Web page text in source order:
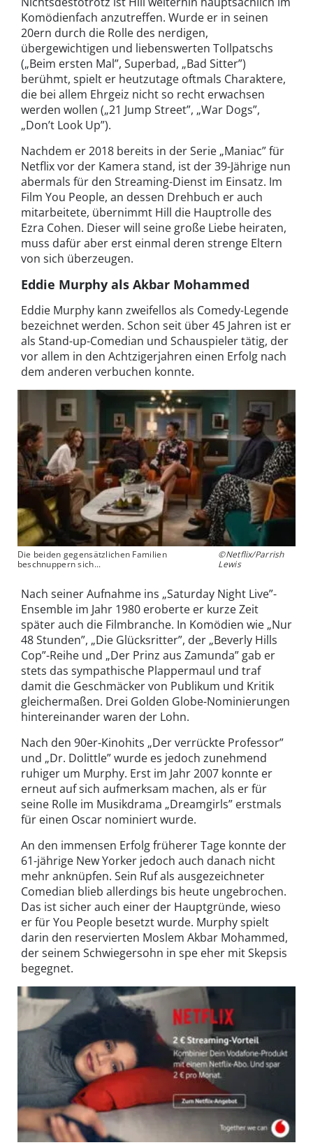
Komödienfach anzutreffen. Wurde er in seinen
20ern durch die Rolle des nerdigen,
übergewichtigen und liebenswerten Tollpatschs
(„Beim ersten Mal”, Superbad, „Bad Sitter”)
berühmt, spielt er heutzutage oftmals Charaktere,
die bei allem Ehrgeiz nicht so recht erwachsen
werden wollen („21 Jump Street”, „War Dogs”,
„Don’t Look Up”).
Nachdem er 2018 bereits in der Serie „Maniac” für
Netflix vor der Kamera stand, ist der 39-Jährige nun
abermals für den Streaming-Dienst im Einsatz. Im
Film You People, an dessen Drehbuch er auch
mitarbeitete, übernimmt Hill die Hauptrolle des
Ezra Cohen. Dieser will seine große Liebe heiraten,
muss dafür aber erst einmal deren strenge Eltern
von sich überzeugen.
Eddie Murphy als Akbar Mohammed
Eddie Murphy kann zweifellos als Comedy-Legende
bezeichnet werden. Schon seit über 45 Jahren ist er
als Stand-up-Comedian und Schauspieler tätig, der
vor allem in den Achtzigerjahren einen Erfolg nach
dem anderen verbuchen konnte.
Die beiden gegensätzlichen Familien
beschnuppern sich...
©Netflix/Parrish
Lewis
Nach seiner Aufnahme ins „Saturday Night Live”-
Ensemble im Jahr 1980 eroberte er kurze Zeit
später auch die Filmbranche. In Komödien wie „Nur
48 Stunden”, „Die Glücksritter”, der „Beverly Hills
Cop”-Reihe und „Der Prinz aus Zamunda” gab er
stets das sympathische Plappermaul und traf
damit die Geschmäcker von Publikum und Kritik
gleichermaßen. Drei Golden Globe-Nominierungen
hintereinander waren der Lohn.
Nach den 90er-Kinohits „Der verrückte Professor”
und „Dr. Dolittle” wurde es jedoch zunehmend
ruhiger um Murphy. Erst im Jahr 2007 konnte er
erneut auf sich aufmerksam machen, als er für
seine Rolle im Musikdrama „Dreamgirls” erstmals
für einen Oscar nominiert wurde.
An den immensen Erfolg früherer Tage konnte der
61-jährige New Yorker jedoch auch danach nicht
mehr anknüpfen. Sein Ruf als ausgezeichneter
Comedian blieb allerdings bis heute ungebrochen.
Das ist sicher auch einer der Hauptgründe, wieso
er für You People besetzt wurde. Murphy spielt
darin den reservierten Moslem Akbar Mohammed,
der seinem Schwiegersohn in spe eher mit Skepsis
begegnet.